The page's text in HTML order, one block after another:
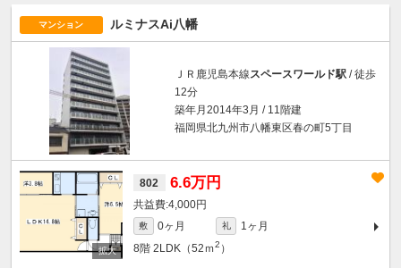
マンション ルミナスAi八幡
ＪＲ鹿児島本線スペースワールド駅 / 徒歩
12分
築年月2014年3月 / 11階建
福岡県北九州市八幡東区春の町5丁目
802 6.6万円
4,000円
敷 0ヶ月 礼
1ヶ月
8階 2LDK（52ｍ2 ）